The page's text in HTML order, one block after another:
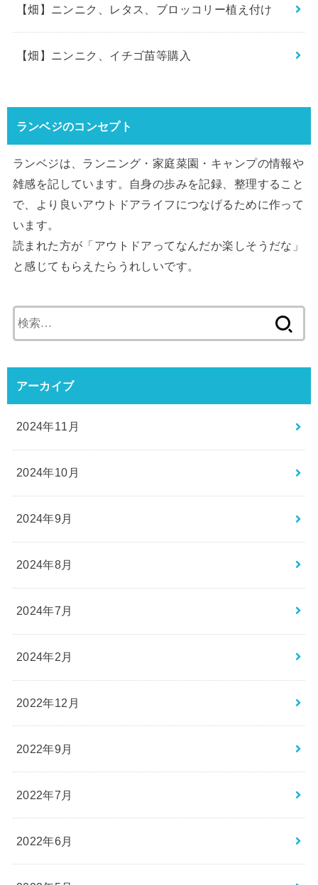
【畑】ニンニク、レタス、ブロッコリー植え付け
【畑】ニンニク、イチゴ苗等購入
ランベジのコンセプト
ランベジは、ランニング・家庭菜園・キャンプの情報や
雑感を記しています。自身の歩みを記録、整理すること
で、より良いアウトドアライフにつなげるために作って
います。
読まれた方が「アウトドアってなんだか楽しそうだな」
と感じてもらえたらうれしいです。
索:
アーカイブ
2024年11月
2024年10月
2024年9月
2024年8月
2024年7月
2024年2月
2022年12月
2022年9月
2022年7月
2022年6月